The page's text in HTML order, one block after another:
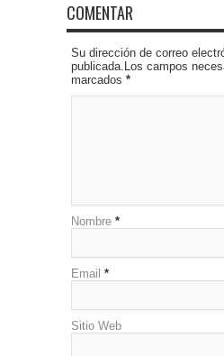
COMENTAR
Su dirección de correo
publicada.Los campos
marcados *
Nombre *
Email *
Sitio Web